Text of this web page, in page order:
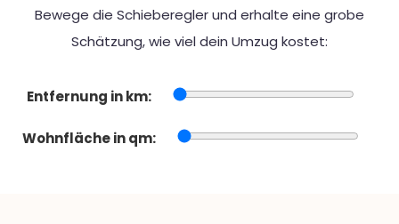
Bewege die Schieberegler und erhalte eine grobe
Schätzung, wie viel dein Umzug kostet:
Entfernung in km:
Wohnfläche in qm: